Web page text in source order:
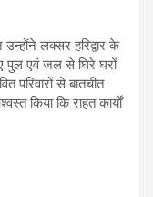
उन्होंने लक्सर हरिद्वार के
पुल एवं जल से घिरे घरों
परिवारों से बातचीत
किया कि राहत कार्यों